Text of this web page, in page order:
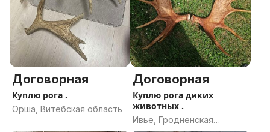
Договорная
Куплю рога .
Орша, Витебская область
Договорная
Куплю рога диких
животных .
Ивье, Гродненская